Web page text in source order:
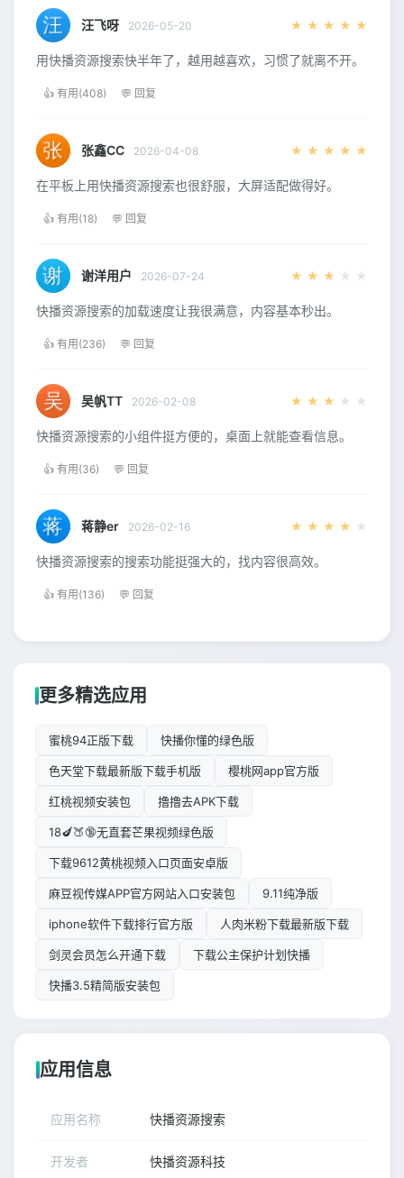
汪飞呀 2026-05-20 ★ ★ ★ ★ ★
用快播资源搜索快半年了，越用越喜欢，习惯了就离不开。
👍 有用(408) 💬 回复
张鑫CC 2026-04-08 ★ ★ ★ ★ ★
在平板上用快播资源搜索也很舒服，大屏适配做得好。
👍 有用(18) 💬 回复
谢洋用户 2026-07-24 ★ ★ ★ ★ ★
快播资源搜索的加载速度让我很满意，内容基本秒出。
👍 有用(236) 💬 回复
吴帆TT 2026-02-08 ★ ★ ★ ★ ★
快播资源搜索的小组件挺方便的，桌面上就能查看信息。
👍 有用(36) 💬 回复
蒋静er 2026-02-16 ★ ★ ★ ★ ★
快播资源搜索的搜索功能挺强大的，找内容很高效。
👍 有用(136) 💬 回复
更多精选应用
蜜桃94正版下载 快播你懂的绿色版
色天堂下载最新版下载手机版 樱桃网app官方版
红桃视频安装包 撸撸去APK下载
18🍆🍑🔞无直套芒果视频绿色版
下载9612黄桃视频入口页面安卓版
麻豆视传媒APP官方网站入口安装包 9.11纯净版
iphone软件下载排行官方版 人肉米粉下载最新版下载
剑灵会员怎么开通下载 下载公主保护计划快播
快播3.5精简版安装包
应用信息
应用名称 快播资源搜索
开发者 快播资源科技